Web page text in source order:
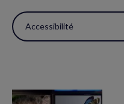
Accessibilité